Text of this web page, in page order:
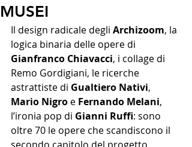
MUSEI
Il design radicale degli Archizoom, la
logica binaria delle opere di
Gianfranco Chiavacci, i collage di
Remo Gordigiani, le ricerche
astrattiste di Gualtiero Nativi,
Mario Nigro e Fernando Melani,
l’ironia pop di Gianni Ruffi: sono
oltre 70 le opere che scandiscono il
secondo capitolo del progetto